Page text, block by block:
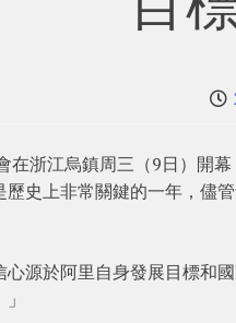
在浙江烏鎮周三（9日）開
歷史上非常關鍵的一年，儘
源於阿里自身發展目標和